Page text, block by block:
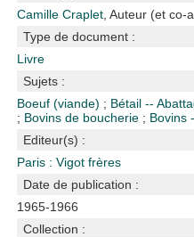
Camille Craplet , Auteur (et co-
Type de document :
Livre
Sujets :
Boeuf (viande) ; Bétail --
; Bovins de boucherie ; Bovins
Editeur(s) :
Paris : Vigot frères
Date de publication :
1965-1966
Collection :